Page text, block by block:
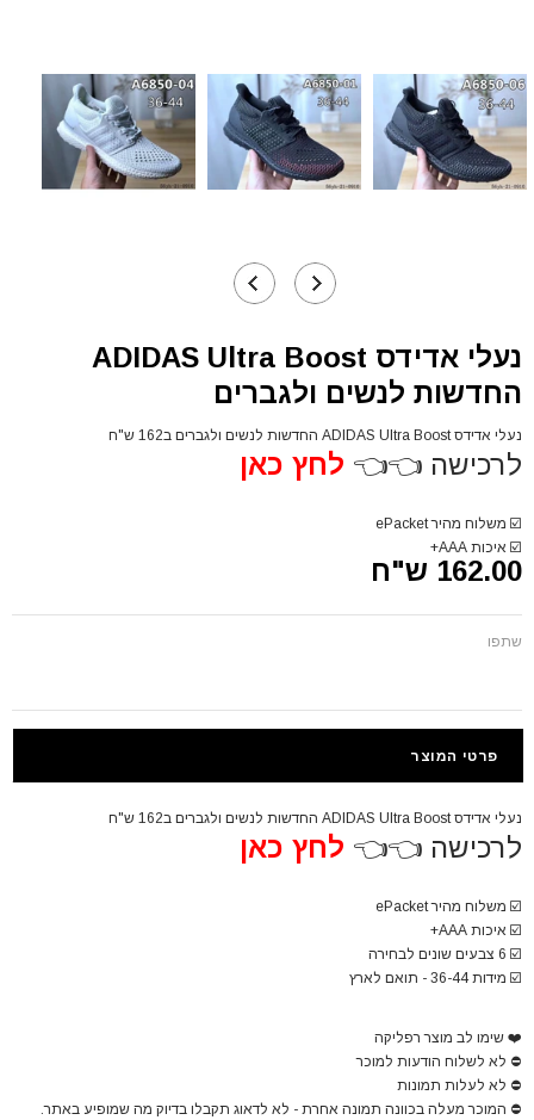
נעלי אדידס ADIDAS Ultra Boost
החדשות לנשים ולגברים
נעלי אדידס ADIDAS Ultra Boost החדשות לנשים ולגברים ב162 ש"ח
לרכישה 👈👈 לחץ כאן
☑️ משלוח מהיר ePacket
☑️ איכות AAA+
162.00 ש"ח
שתפו
פרטי המוצר
נעלי אדידס ADIDAS Ultra Boost החדשות לנשים ולגברים ב162 ש"ח
לרכישה 👈👈 לחץ כאן
☑️ משלוח מהיר ePacket
☑️ איכות AAA+
☑️
☑️ מידות 36-44 - תואם לארץ
❤️ שימו לב מוצר רפליקה
⛔ לא לשלוח הודעות למוכר
⛔ לא לעלות תמונות
⛔ המוכר מעלה בכוונה תמונה אחרת - לא לדאוג תקבלו בדיוק מה שמופיע באתר.